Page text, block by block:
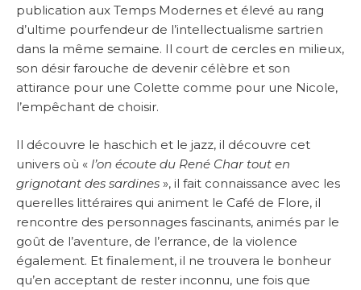
publication aux Temps Modernes et élevé au rang
d’ultime pourfendeur de l’intellectualisme sartrien
dans la même semaine. Il court de cercles en milieux,
son désir farouche de devenir célèbre et son
attirance pour une Colette comme pour une Nicole,
l’empêchant de choisir.
Il découvre le haschich et le jazz, il découvre cet
univers où « l’on écoute du René Char tout en
grignotant des sardines », il fait connaissance avec les
querelles littéraires qui animent le Café de Flore, il
rencontre des personnages fascinants, animés par le
goût de l’aventure, de l’errance, de la violence
également. Et finalement, il ne trouvera le bonheur
qu’en acceptant de rester inconnu, une fois que